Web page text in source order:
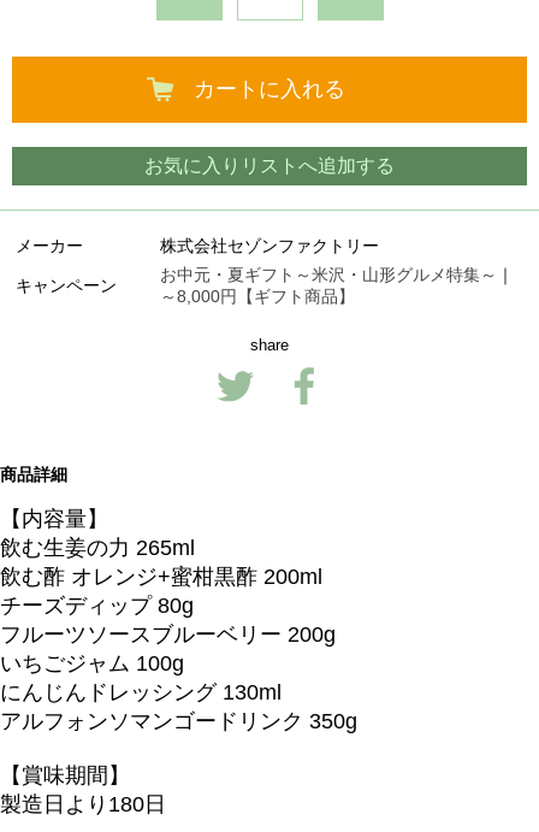
カートに入れる
お気に入りリストへ追加する
メーカー 株式会社セゾンファクトリー
キャンペーン
お中元・夏ギフト～米沢・山形グルメ特集～ ｜
～8,000円【ギフト商品】
share
商品詳細
【内容量】
飲む生姜の力 265ml
飲む酢 オレンジ+蜜柑黒酢 200ml
チーズディップ 80g
フルーツソースブルーベリー 200g
いちごジャム 100g
にんじんドレッシング 130ml
アルフォンソマンゴードリンク 350g
【賞味期間】
製造日より180日